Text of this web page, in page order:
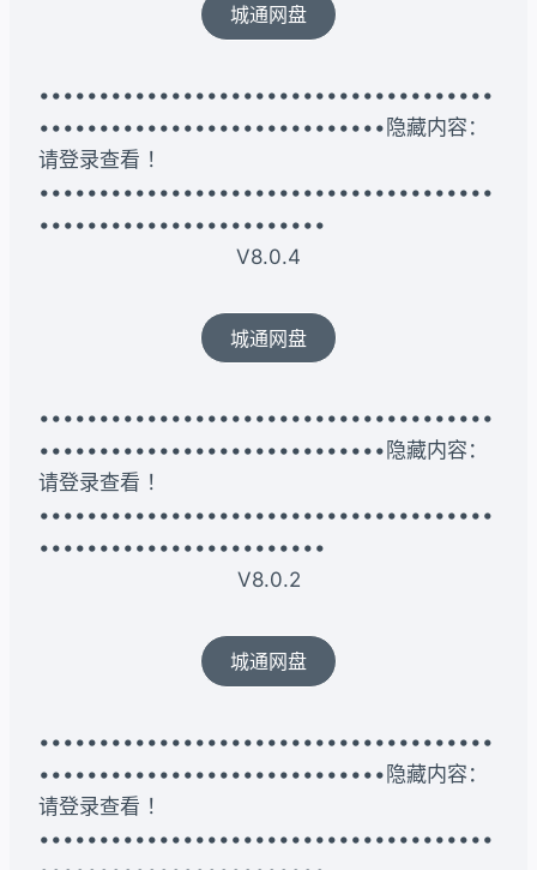
城通网盘
••••••••••••••••••••••••••••••••••••••
•••••••••••••••••••••••••••••隐藏内容：
请登录查看 ！
••••••••••••••••••••••••••••••••••••••
••••••••••••••••••••••••
V8.0.4
城通网盘
••••••••••••••••••••••••••••••••••••••
•••••••••••••••••••••••••••••隐藏内容：
请登录查看 ！
••••••••••••••••••••••••••••••••••••••
••••••••••••••••••••••••
V8.0.2
城通网盘
••••••••••••••••••••••••••••••••••••••
•••••••••••••••••••••••••••••隐藏内容：
请登录查看 ！
••••••••••••••••••••••••••••••••••••••